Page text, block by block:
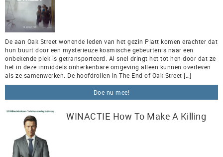
De aan Oak Street wonende leden van het gezin Platt komen erachter dat
hun buurt door een mysterieuze kosmische gebeurtenis naar een
onbekende plek is getransporteerd. Al snel dringt het tot hen door dat ze
het in deze inmiddels onherkenbare omgeving alleen kunnen overleven
als ze samenwerken. De hoofdrollen in The End of Oak Street […]
Doe nu mee!
WINACTIE How To Make A Killing